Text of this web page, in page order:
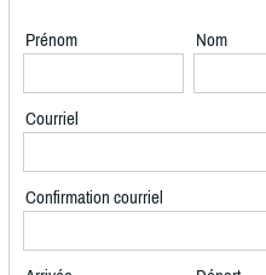
Prénom Nom
Courriel
Confirmation courriel